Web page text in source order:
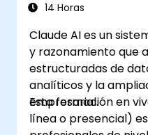
14 Horas
Claude AI es un
y razonamiento que
estructuradas de
analíticos y la
empresarial.
Esta formación en
línea o presencial)